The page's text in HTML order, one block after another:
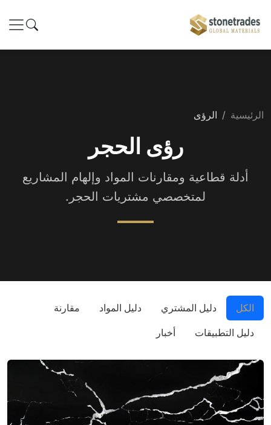
الرئيسية الرؤى
رؤى الحجر
أدلة قطاعية ومقارنات المواد وإلهام المشاريع
لمتخصصي مشتريات الحجر.
الكل دليل المشتري دليل المواد مقارنة
دليل التطبيقات أخبار